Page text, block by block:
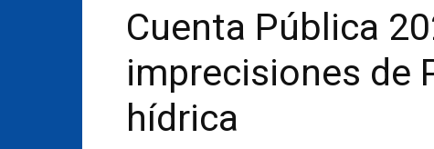
Cuenta Pública
imprecisiones de
hídrica